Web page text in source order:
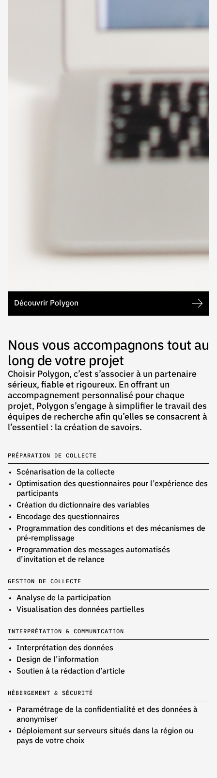
Nous vous accompagnons tout au
long de votre projet
Choisir Polygon, c’est s’associer à un partenaire
sérieux, fiable et rigoureux. En offrant un
accompagnement personnalisé pour chaque
projet, Polygon s’engage à simplifier le travail des
équipes de recherche afin qu’elles se consacrent à
l’essentiel : la création de savoirs.
PRÉPARATION DE COLLECTE
Scénarisation de la collecte
Optimisation des questionnaires pour l’expérience des
participants
Création du dictionnaire des variables
Encodage des questionnaires
Programmation des conditions et des mécanismes de
pré-remplissage
Programmation des messages automatisés
d’invitation et de relance
GESTION DE COLLECTE
Analyse de la participation
Visualisation des données partielles
INTERPRÉTATION & COMMUNICATION
Interprétation des données
Design de l’information
Soutien à la rédaction d’article
HÉBERGEMENT & SÉCURITÉ
Paramétrage de la confidentialité et des données à
anonymiser
Déploiement sur serveurs situés dans la région ou
pays de votre choix
Découvrir Polygon